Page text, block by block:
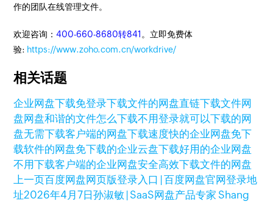
作的团队在线管理文件。
欢迎咨询：400-660-8680转841 。立即免费体
验: https://www.zoho.com.cn/workdrive/
相关话题
企业网盘下载免登录下载文件的网盘直链下载文件网
盘网盘和谐的文件怎么下载不用登录就可以下载的网
盘无需下载客户端的网盘下载速度快的企业网盘免下
载软件的网盘免下载的企业云盘下载好用的企业网盘
不用下载客户端的企业网盘安全高效下载文件的网盘
上一页百度网盘网页版登录入口 | 百度网盘官网登录地
址2026年4月7日孙淑敏 | SaaS网盘产品专家 Shang